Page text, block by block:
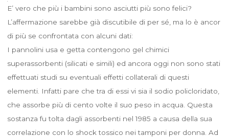
E’ vero che più i bambini sono asciutti più sono felici?
L’affermazione sarebbe già discutibile di per sé, ma lo è ancor
di più se confrontata con alcuni dati:
I pannolini usa e getta contengono gel chimici
superassorbenti (silicati e simili) ed ancora oggi non sono stati
effettuati studi su eventuali effetti collaterali di questi
elementi. Infatti pare che tra di essi vi sia il sodio policloridato,
che assorbe più di cento volte il suo peso in acqua. Questa
sostanza fu tolta dagli assorbenti nel 1985 a causa della sua
correlazione con lo shock tossico nei tamponi per donna. Ad